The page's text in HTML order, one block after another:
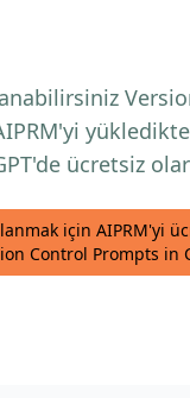
ücretsiz
için AIPRM'yi
Control Prompts in